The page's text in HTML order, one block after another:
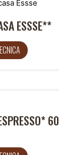
ESSSE**
60